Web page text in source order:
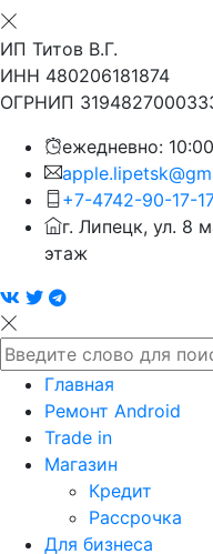
ИП Титов В.Г.
ИНН 480206181874
ОГРНИП
ежедневно:
+7-4742-90-17-
г. Липецк, ул. 8
этаж
Главная
Ремонт Android
Trade in
Магазин
Кредит
Рассрочка
Для бизнеса